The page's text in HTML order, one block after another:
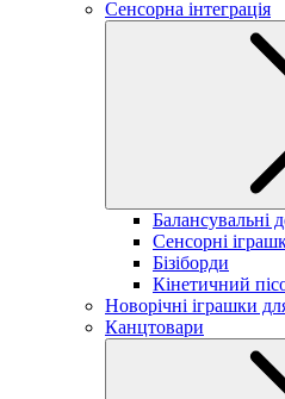
Сенсорна інтеграція
Балансувальні
Сенсорні
Бізіборди
Кінетичний
Новорічні іграшки
Канцтовари